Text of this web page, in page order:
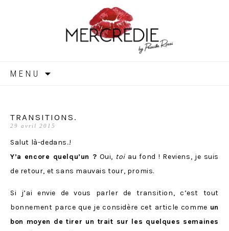
MERCREDIE
MENU
TRANSITIONS.
29 avril 2015
Salut là-dedans..!
Y’a encore quelqu’un ? Oui, toiau fond ! Reviens, je suis
de retour, et sans mauvais tour, promis.
Si j’ai envie de vous parler de transition, c’est tout
bonnement parce que je considère cet article comme un
bon moyen de tirer un trait sur les quelques semaines